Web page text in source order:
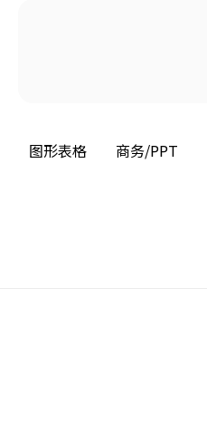
图形表格 商务/PPT